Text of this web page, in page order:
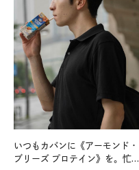
いつもカバンに《アーモンド・
ブリーズ プロテイン》を。忙し